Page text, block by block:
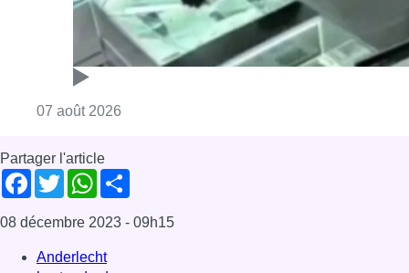
Anderlecht
le standard
projectiles
tensions